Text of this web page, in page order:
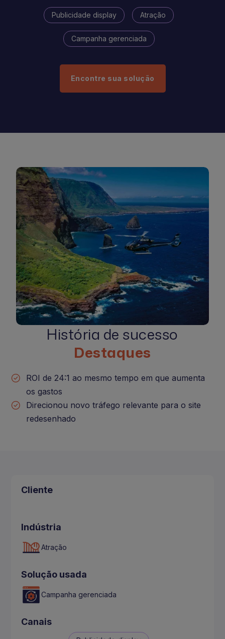
Publicidade display Atração
Campanha gerenciada
Encontre sua solução
História de sucesso
Destaques
ROI de 24:1 ao mesmo tempo em que aumenta
os gastos
Direcionou novo tráfego relevante para o site
redesenhado
Cliente
Indústria
Atração
Solução usada
Campanha gerenciada
Canais